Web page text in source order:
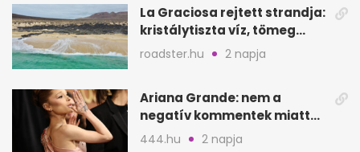
La Graciosa rejtett strandja:
kristálytiszta víz, tömeg
nélkül
roadster.hu 2 napja
Ariana Grande: nem a
negatív kommentek miatt
vonul vissza
444.hu 2 napja